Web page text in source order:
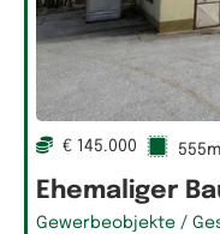
Produktionsfläche
€ 145.000
Ehemaliger
Gewerbeobjekte /